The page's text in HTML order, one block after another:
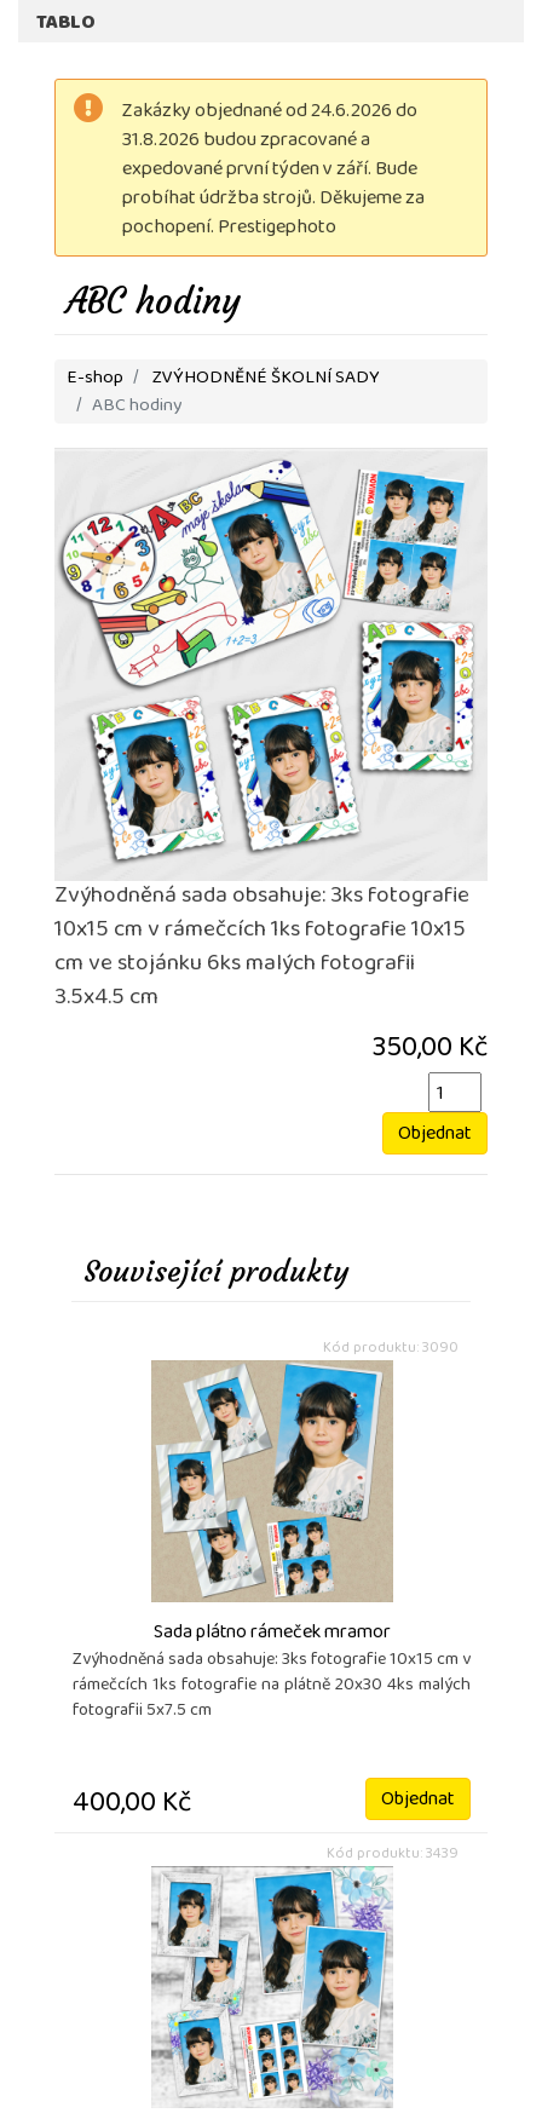
TABLO
Zakázky objednané od 24.6.2026 do
31.8.2026 budou zpracované a
expedované první týden v září. Bude
probíhat údržba strojů. Děkujeme za
pochopení. Prestigephoto
ABC hodiny
E-shop ZVÝHODNĚNÉ ŠKOLNÍ SADY
ABC hodiny
Zvýhodněná sada obsahuje: 3ks fotografie
10x15 cm v rámečcích 1ks fotografie 10x15
cm ve stojánku 6ks malých fotografii
3.5x4.5 cm
350,00 Kč
Objednat
Související produkty
Kód produktu: 3090
Sada plátno rámeček mramor
Zvýhodněná sada obsahuje: 3ks fotografie 10x15 cm v
rámečcích 1ks fotografie na plátně 20x30 4ks malých
fotografii 5x7.5 cm
400,00 Kč Objednat
Kód produktu: 3439